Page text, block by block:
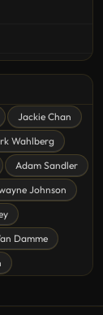
Jackie Chan
Wahlberg
Adam Sandler
Johnson
Damme